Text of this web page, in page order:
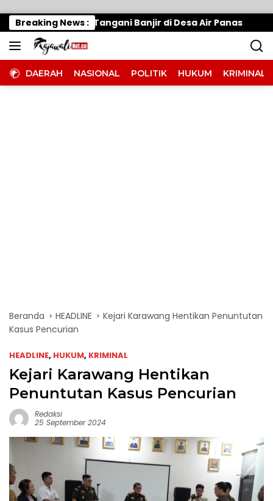
Breaking News :
Cepat, Tangani Banjir di Desa Air Panas
DAERAH NASIONAL POLITIK HUKUM KRIMINAL
Beranda HEADLINE
Kejari Karawang Hentikan Penuntutan
Kasus Pencurian
HEADLINE, HUKUM, KRIMINAL
Kejari Karawang Hentikan
Penuntutan Kasus Pencurian
Redaksi
25 September 2024